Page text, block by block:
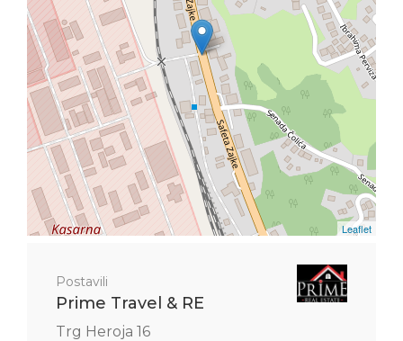
Leaflet
Postavili
Prime Travel & RE
Trg Heroja 16